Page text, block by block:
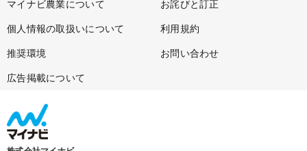
マイナビ農業について お詫びと訂正
個人情報の取扱いについて 利用規約
推奨環境 お問い合わせ
広告掲載について